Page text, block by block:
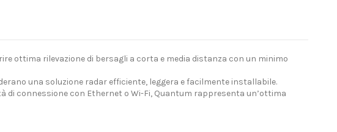
ottima rilevazione di bersagli a corta e media distanza con un minimo
una soluzione radar efficiente, leggera e facilmente installabile.
di connessione con Ethernet o Wi-Fi, Quantum rappresenta un’ottima